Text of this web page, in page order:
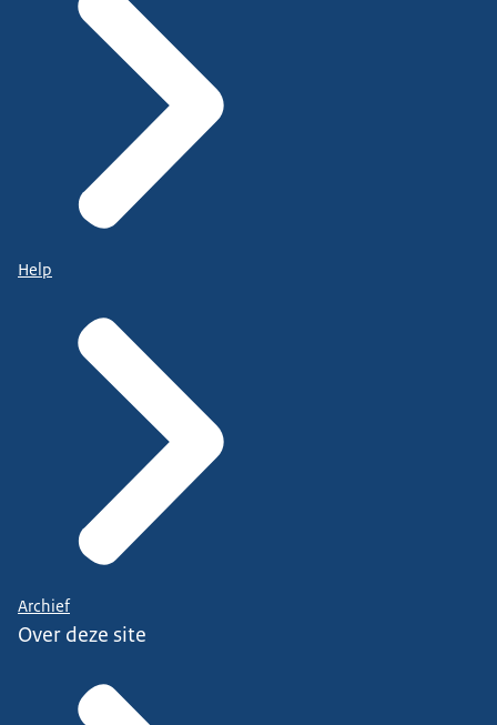
Help
Archief
Over deze site